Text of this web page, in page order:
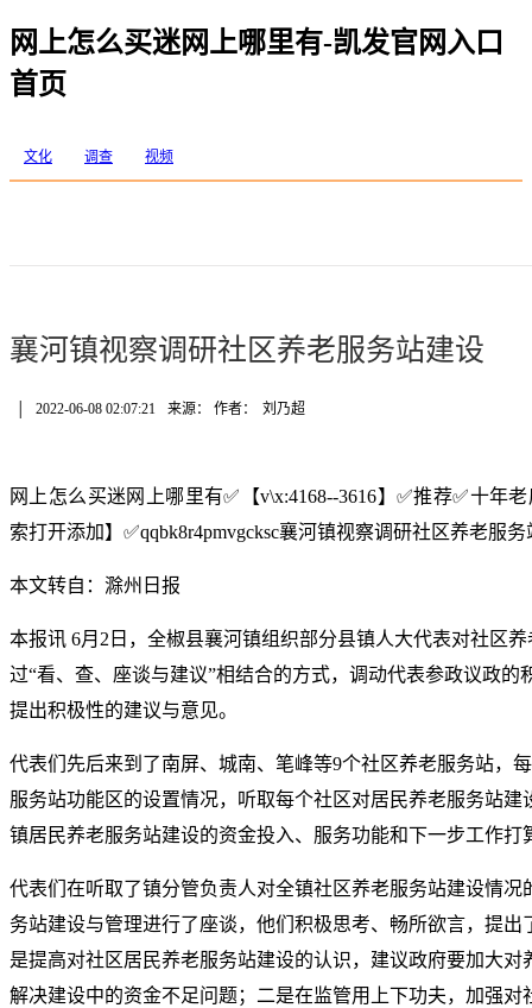
网上怎么买迷网上哪里有-凯发官网入口
首页
文化 调查 视频
襄河镇视察调研社区养老服务站建设
2022-06-08 02:07:21 来源： 作者： 刘乃超
网上怎么买迷网上哪里有✅【v\x:4168--3616】✅推荐✅十年
索打开添加】✅qqbk8r4pmvgcksc襄河镇视察调研社区养老服
本文转自：滁州日报
本报讯 6月2日，全椒县襄河镇组织部分县镇人大代表对社区
过“看、查、座谈与建议”相结合的方式，调动代表参政议政的
提出积极性的建议与意见。
代表们先后来到了南屏、城南、笔峰等9个社区养老服务站，
服务站功能区的设置情况，听取每个社区对居民养老服务站
镇居民养老服务站建设的资金投入、服务功能和下一步工作打
代表们在听取了镇分管负责人对全镇社区养老服务站建设情况
务站建设与管理进行了座谈，他们积极思考、畅所欲言，提
是提高对社区居民养老服务站建设的认识，建议政府要加大
解决建设中的资金不足问题；二是在监管用上下功夫，加强对